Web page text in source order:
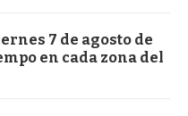
7 de agosto de
en cada zona del